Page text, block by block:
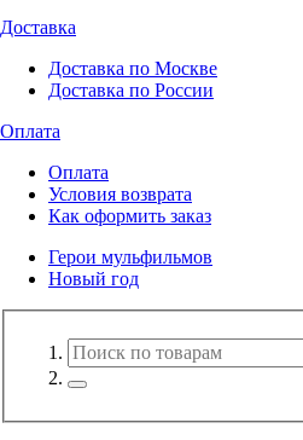
Доставка
Доставка по Москве
Доставка по России
Оплата
Оплата
Условия возврата
Как оформить заказ
Герои мульфильмов
Новый год